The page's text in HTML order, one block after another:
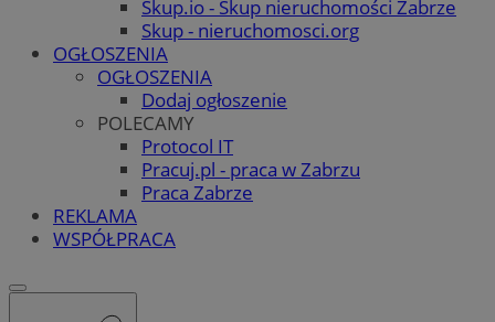
Skup.io - Skup nieruchomości Zabrze
Skup - nieruchomosci.org
OGŁOSZENIA
OGŁOSZENIA
Dodaj ogłoszenie
POLECAMY
Protocol IT
Pracuj.pl - praca w Zabrzu
Praca Zabrze
REKLAMA
WSPÓŁPRACA